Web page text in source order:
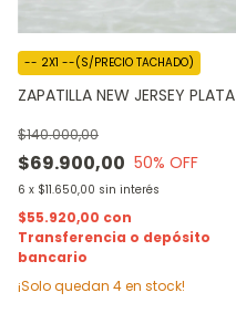
ZAPATILLA NEW JERSEY PLATA
$69.900,00
$140.000,00
50% OFF
6 x $11.650,00 sin interés
-- 2X1 --(S/PRECIO TACHADO)
$55.920,00 con
Transferencia o depósito
bancario
¡Solo quedan 4en stock!